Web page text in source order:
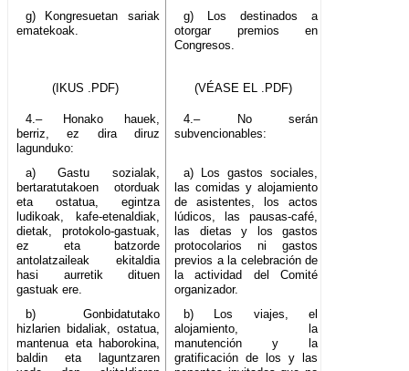
g) Kongresuetan sariak
ematekoak.
g) Los destinados a
otorgar premios en
Congresos.
(IKUS .PDF) (VÉASE EL .PDF)
4.– Honako hauek,
berriz, ez dira diruz
lagunduko:
4.– No serán
subvencionables:
a) Gastu sozialak,
bertaratutakoen otorduak
eta ostatua, egintza
ludikoak, kafe-etenaldiak,
dietak, protokolo-gastuak,
ez eta batzorde
antolatzaileak ekitaldia
hasi aurretik dituen
gastuak ere.
a) Los gastos sociales,
las comidas y alojamiento
de asistentes, los actos
lúdicos, las pausas-café,
las dietas y los gastos
protocolarios ni gastos
previos a la celebración de
la actividad del Comité
organizador.
b) Gonbidatutako
hizlarien bidaliak, ostatua,
mantenua eta haborokina,
baldin eta laguntzaren
b) Los viajes, el
alojamiento, la
manutención y la
gratificación de los y las